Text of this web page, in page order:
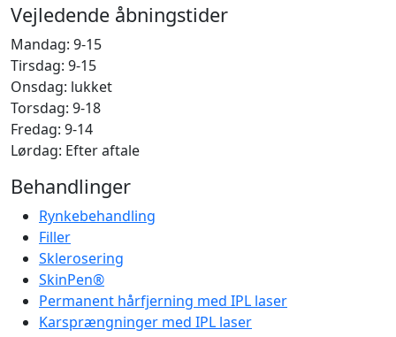
Vejledende åbningstider
Mandag: 9-15
Tirsdag: 9-15
Onsdag: lukket
Torsdag: 9-18
Fredag: 9-14
Lørdag: Efter aftale
Behandlinger
Rynkebehandling
Filler
Sklerosering
SkinPen®
Permanent hårfjerning med IPL laser
Karsprængninger med IPL laser